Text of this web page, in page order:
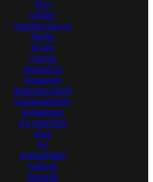
Hay
hæklet
hjemme hos os
Højbo
hygge
i haven
inspiration
instagram
instagram lately
instagramlately
invitationer
jeg anbefaler
juice
jul
julekalender
julekort
keramik